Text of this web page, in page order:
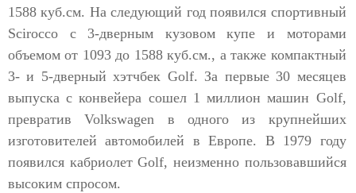
1588 куб.см. На следующий год появился спортивный
Scirocco с 3-дверным кузовом купе и моторами
объемом от 1093 до 1588 куб.см., а также компактный
3- и 5-дверный хэтчбек Golf. За первые 30 месяцев
выпуска с конвейера сошел 1 миллион машин Golf,
превратив Volkswagen в одного из крупнейших
изготовителей автомобилей в Европе. В 1979 году
появился кабриолет Golf, неизменно пользовавшийся
высоким спросом.